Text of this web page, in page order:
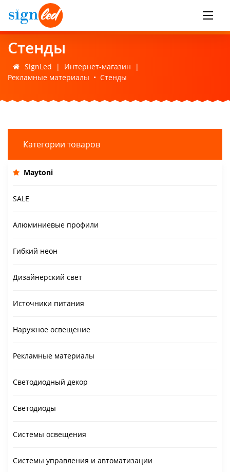
Стенды
SignLed | Интернет-магазин
|
Рекламные материалы • Стенды
Категории товаров
Maytoni
SALE
Алюминиевые профили
Гибкий неон
Дизайнерский свет
Источники питания
Наружное освещение
Рекламные материалы
Светодиодный декор
Светодиоды
Системы освещения
Системы управления и автоматизации